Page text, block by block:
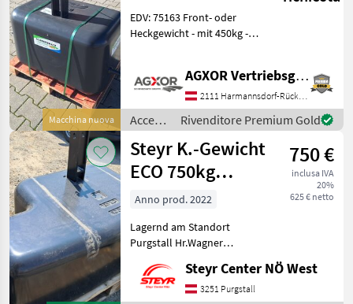
Macchina nuova
EDV: 75163 Front- oder
Heckgewicht - mit 450kg -
530mm - Durch die flache
Bauweise können die
Scheinwerfe
AGXOR Vertriebsgesellschaft Ost GmbH
2111 Harmannsdorf-Rückersdorf
Accessori
per
trattore
/ Fliegl
Rivenditore Premium Gold
Steyr K.-Gewicht
ECO 750kg
3.Punkt Kat:2
750 €
inclusa IVA
20%
625 € netto
Anno prod. 2022
Lagernd am Standort
Purgstall Hr.Wagner
Lagerabverkauf ! Accessori
per trattore Pesi frontali
Steyr Center NÖ West
3251 Purgstall